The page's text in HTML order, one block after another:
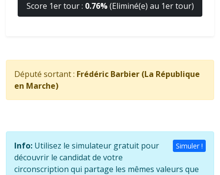
Score 1er tour : 0.76%(Eliminé(e) au 1er tour)
Député sortant : Frédéric Barbier (La République
en Marche)
Simuler !
Info: Utilisez le simulateur gratuit pour
découvrir le candidat de votre
circonscription qui partage les mêmes valeurs que